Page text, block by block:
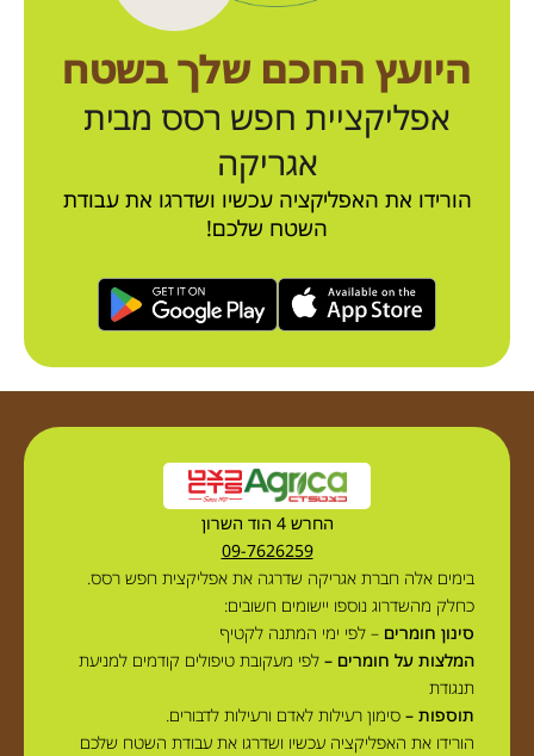
היועץ החכם שלך בשטח
אפליקציית חפש רסס מבית
אגריקה
הורידו את האפליקציה עכשיו ושדרגו את עבודת
השטח שלכם!
החרש 4 הוד השרון
09-7626259
בימים אלה חברת אגריקה שדרגה את אפליקצית חפש רסס.
כחלק מהשדרוג נוספו יישומים חשובים:
סינון חומרים – לפי ימי המתנה לקטיף
המלצות על חומרים – לפי מעקובת טיפולים קודמים למניעת
תנגודת
תוספות – סימון רעילות לאדם ורעילות לדבורים.
הורידו את האפליקציה עכשיו ושדרגו את עבודת השטח שלכם